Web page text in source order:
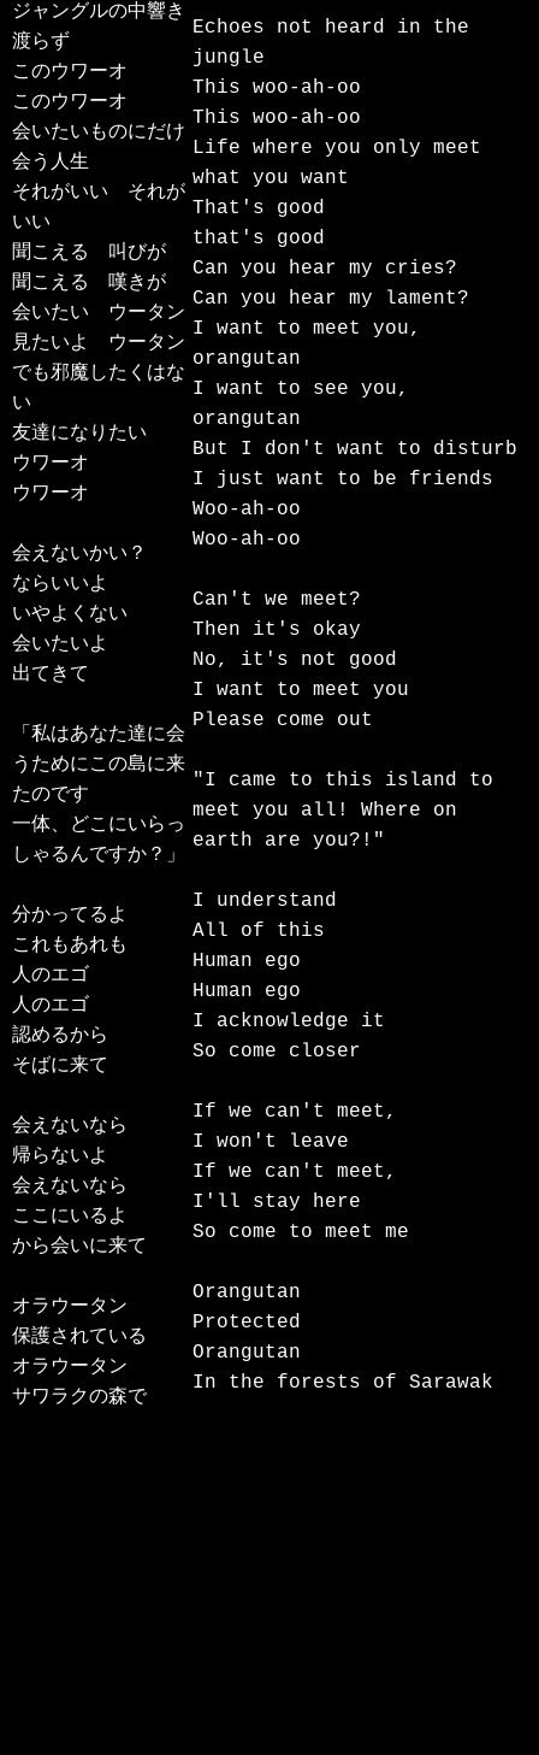
ジャングルの中響き
渡らず
このウワーオ
このウワーオ
会いたいものにだけ
会う人生
それがいい　それが
いい
聞こえる　叫びが
聞こえる　嘆きが
会いたい　ウータン
見たいよ　ウータン
でも邪魔したくはな
い
友達になりたい
ウワーオ
ウワーオ
会えないかい？
ならいいよ
いやよくない
会いたいよ
出てきて
「私はあなた達に会
うためにこの島に来
たのです
一体、どこにいらっ
しゃるんですか？」
分かってるよ
これもあれも
人のエゴ
人のエゴ
認めるから
そばに来て
会えないなら
帰らないよ
会えないなら
ここにいるよ
から会いに来て
オラウータン
保護されている
オラウータン
サワラクの森で
Echoes not heard in the
jungle
This woo-ah-oo
This woo-ah-oo
Life where you only meet
what you want
That's good
that's good
Can you hear my cries?
Can you hear my lament?
I want to meet you,
orangutan
I want to see you,
orangutan
But I don't want to disturb
I just want to be friends
Woo-ah-oo
Woo-ah-oo
Can't we meet?
Then it's okay
No, it's not good
I want to meet you
Please come out
"I came to this island to
meet you all! Where on
earth are you?!"
I understand
All of this
Human ego
Human ego
I acknowledge it
So come closer
If we can't meet,
I won't leave
If we can't meet,
I'll stay here
So come to meet me
Orangutan
Protected
Orangutan
In the forests of Sarawak